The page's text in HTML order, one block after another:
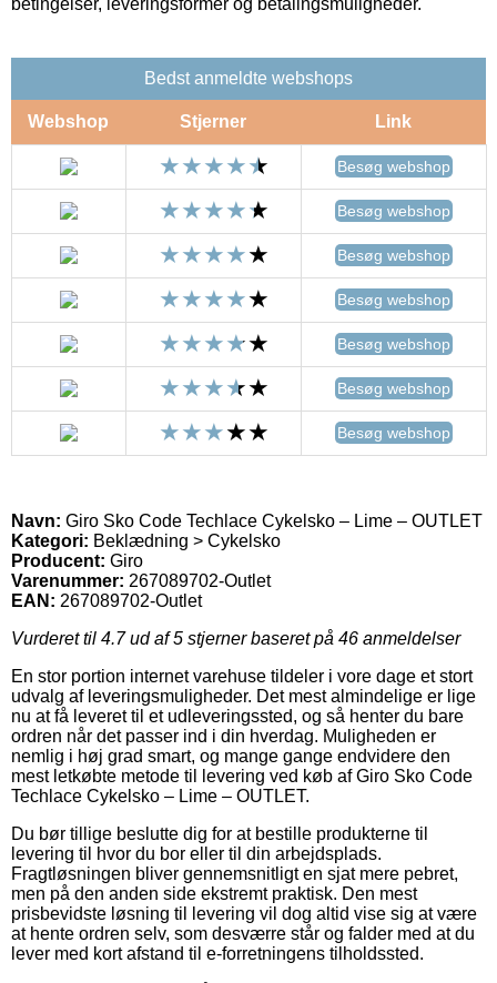
Bedst anmeldte webshops
Webshop Stjerner Link
Besøg webshop
Besøg webshop
Besøg webshop
Besøg webshop
Besøg webshop
Besøg webshop
Besøg webshop
Navn: Giro Sko Code Techlace Cykelsko – Lime – OUTLET
Kategori: Beklædning > Cykelsko
Producent: Giro
Varenummer: 267089702-Outlet
EAN: 267089702-Outlet
Vurderet til 4.7ud af 5 stjerner baseret på 46 anmeldelser
En stor portion internet varehuse tildeler i vore dage et stort
udvalg af leveringsmuligheder. Det mest almindelige er lige
nu at få leveret til et udleveringssted, og så henter du bare
ordren når det passer ind i din hverdag. Muligheden er
nemlig i høj grad smart, og mange gange endvidere den
mest letkøbte metode til levering ved køb af Giro Sko Code
Techlace Cykelsko – Lime – OUTLET.
Du bør tillige beslutte dig for at bestille produkterne til
levering til hvor du bor eller til din arbejdsplads.
Fragtløsningen bliver gennemsnitligt en sjat mere pebret,
men på den anden side ekstremt praktisk. Den mest
prisbevidste løsning til levering vil dog altid vise sig at være
at hente ordren selv, som desværre står og falder med at du
lever med kort afstand til e-forretningens tilholdssted.